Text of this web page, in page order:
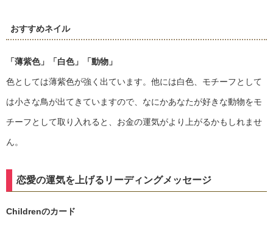
おすすめネイル
「薄紫色」 「白色」 「動物」
色としては薄紫色が強く出ています。他には白色、モチーフとして
は小さな鳥が出てきていますので、なにかあなたが好きな動物をモ
チーフとして取り入れると、お金の運気がより上がるかもしれませ
ん。
恋愛の運気を上げるリーディングメッセージ
Childrenのカード